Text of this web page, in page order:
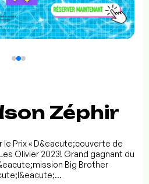
Zéphir
Prix « D&eacute;couverte de
Olivier 2023! Grand gagnant du
Big Brother